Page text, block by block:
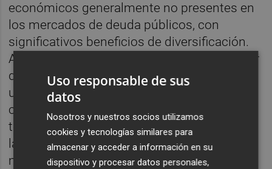
económicos generalmente no presentes en
los mercados de deuda públicos, con
significativos beneficios de diversificación.
Además, interesan las compañías con poder
de imposición de precios, capaces de pasar
un potencial aumento de precios al
consumidor, para lo que hay que analizar
todos y cada uno de los sectores, mediante
la observación de la evolución de los
márgenes bruto de beneficios a lo largo del
Uso responsable de sus
datos
Nosotros y nuestros socios utilizamos
cookies y tecnologías similares para
almacenar y acceder a información en su
dispositivo y procesar datos personales,